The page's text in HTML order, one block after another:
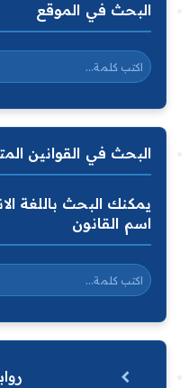
البحث في الموقع
البحث في القوانين
يمكنك البحث باللغة
اسم القانون